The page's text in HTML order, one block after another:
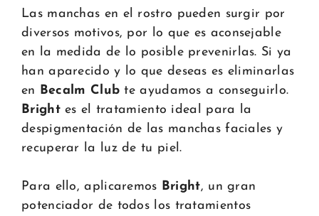
Las manchas en el rostro pueden surgir por
diversos motivos, por lo que es aconsejable
en la medida de lo posible prevenirlas. Si ya
han aparecido y lo que deseas es eliminarlas
en
Becalm Club te ayudamos a conseguirlo.
Brightes el tratamiento ideal para la
despigmentación de las manchas faciales y
recuperar la luz de tu piel.
Para ello, aplicaremos Bright, un gran
potenciador de todos los tratamientos